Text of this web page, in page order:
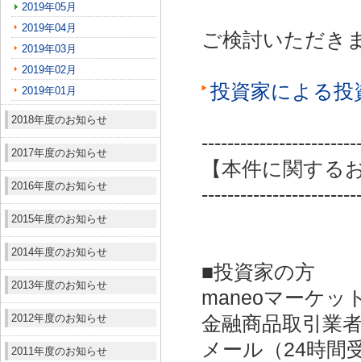
2019年05月
2019年04月
2019年03月
2019年02月
2019年01月
2018年度のお知らせ
2017年度のお知らせ
2016年度のお知らせ
2015年度のお知らせ
2014年度のお知らせ
2013年度のお知らせ
2012年度のお知らせ
2011年度のお知らせ
ご検討いただき
投資家による
【本件に関する
■投資家の方
maneoマーケッ
金融商品取引業
メール（24時間